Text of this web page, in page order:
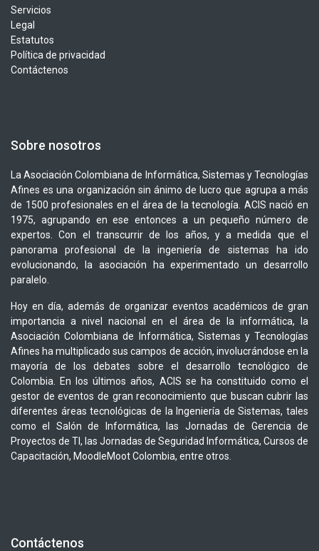
Servicios
Legal
Estatutos
Política de privacidad
Contáctenos
Sobre nosotros
La Asociación Colombiana de Informática, Sistemas y Tecnologías
Afines es una organización sin ánimo de lucro que agrupa a más
de 1500 profesionales en el área de la tecnología. ACIS nació en
1975, agrupando en ese entonces a un pequeño número de
expertos. Con el transcurrir de los años, y a medida que el
panorama profesional de la ingeniería de sistemas ha ido
evolucionando, la asociación ha experimentado un desarrollo
paralelo.
Hoy en día, además de organizar eventos académicos de gran
importancia a nivel nacional en el área de la informática, la
Asociación Colombiana de Informática, Sistemas y Tecnologías
Afines ha multiplicado sus campos de acción, involucrándose en la
mayoría de los debates sobre el desarrollo tecnológico de
Colombia. En los últimos años, ACIS se ha constituido como el
gestor de eventos de gran reconocimiento que buscan cubrir las
diferentes áreas tecnológicas de la Ingeniería de Sistemas, tales
como el Salón de Informática, las Jornadas de Gerencia de
Proyectos de TI, las Jornadas de Seguridad Informática, Cursos de
Capacitación, MoodleMoot Colombia, entre otros.
Contáctenos